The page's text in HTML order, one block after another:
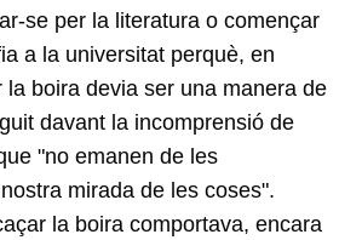
se per la literatura o començar
a la universitat perquè, en
la boira devia ser una manera de
davant la incomprensió de
"no emanen de les
mirada de les coses".
la boira comportava, encara